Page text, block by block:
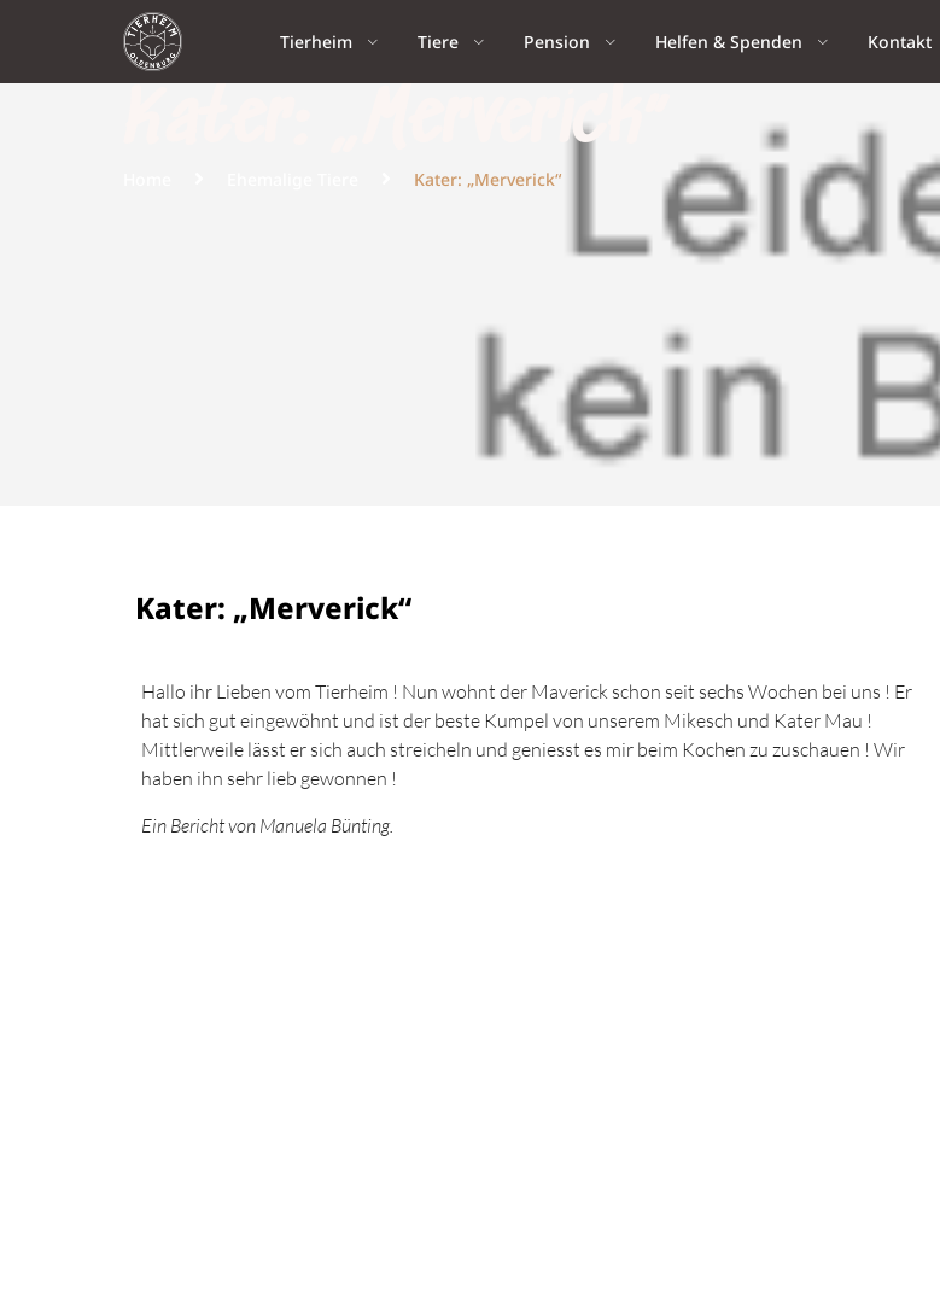
Tierheim Tiere Pension Helfen & Spenden Kontakt
Kater: „Merverick“
Kater: „Merverick“
Kater: „Merverick“
Hallo ihr Lieben vom Tierheim ! Nun wohnt der Maverick schon seit sechs Wochen bei uns ! Er
hat sich gut eingewöhnt und ist der beste Kumpel von unserem Mikesch und Kater Mau !
Mittlerweile lässt er sich auch streicheln und geniesst es mir beim Kochen zu zuschauen ! Wir
haben ihn sehr lieb gewonnen !
Ein Bericht von Manuela Bünting.